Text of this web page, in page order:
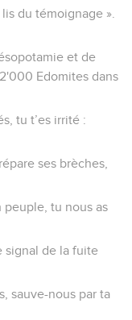
du témoignage ».
et de
Edomites dans
tu t’es irrité :
ses brèches,
peuple, tu nous as
signal de la fuite
sauve-nous par ta